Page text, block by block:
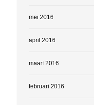
mei 2016
april 2016
maart 2016
februari 2016